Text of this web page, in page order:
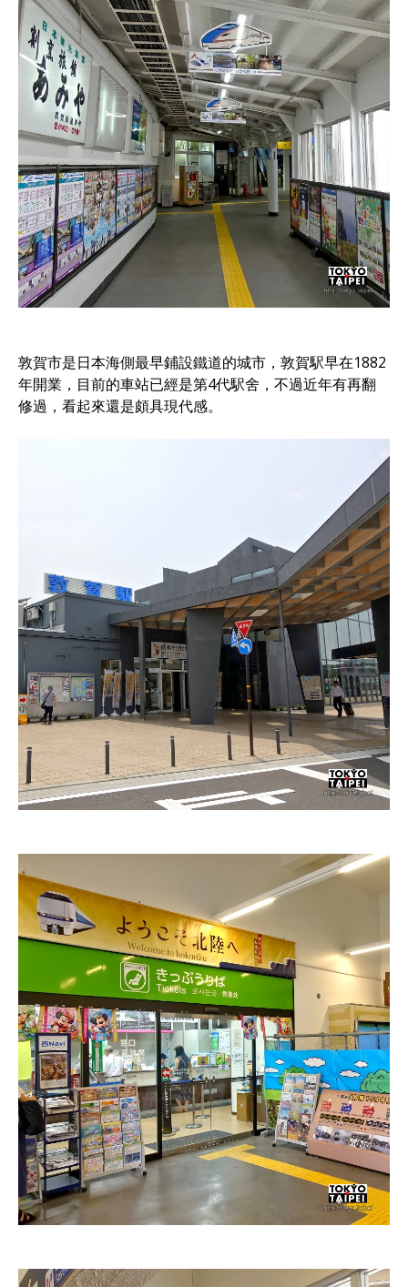
敦賀市是日本海側最早鋪設鐵道的城市，敦賀駅早在1882
年開業，目前的車站已經是第4代駅舍，不過近年有再翻
修過，看起來還是頗具現代感。